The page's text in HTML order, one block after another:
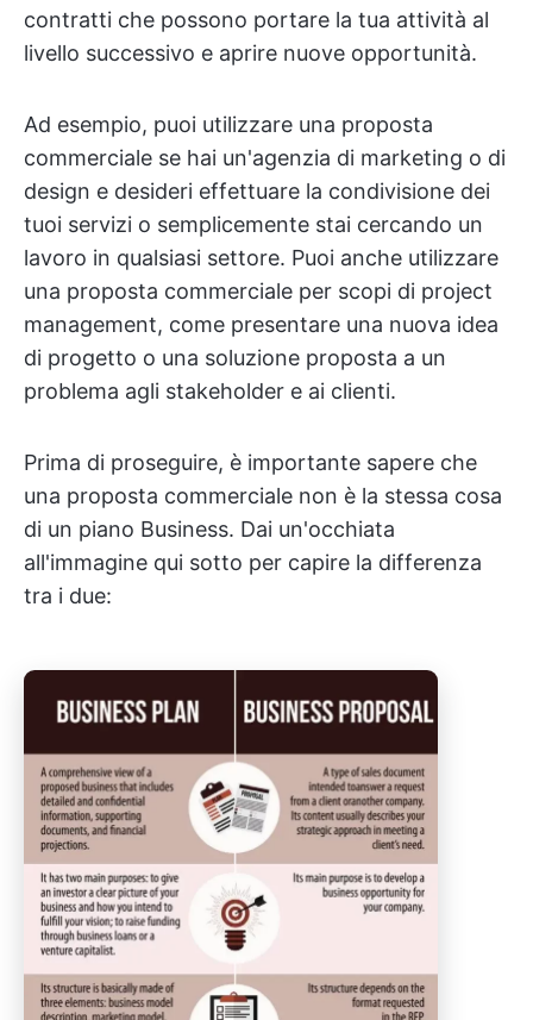
contratti che possono portare la tua attività al
livello successivo e aprire nuove opportunità.
Ad esempio, puoi utilizzare una proposta
commerciale se hai un'agenzia di marketing o di
design e desideri effettuare la condivisione dei
tuoi servizi o semplicemente stai cercando un
lavoro in qualsiasi settore. Puoi anche utilizzare
una proposta commerciale per scopi di project
management, come presentare una nuova idea
di progetto o una soluzione proposta a un
problema agli stakeholder e ai clienti.
Prima di proseguire, è importante sapere che
una proposta commerciale non è la stessa cosa
di un piano Business. Dai un'occhiata
all'immagine qui sotto per capire la differenza
tra i due: